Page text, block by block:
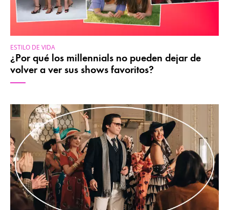
ESTILO DE VIDA
¿Por qué los millennials no pueden dejar de
volver a ver sus shows favoritos?